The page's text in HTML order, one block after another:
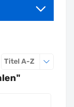
Titel A-ZSorteren op
"